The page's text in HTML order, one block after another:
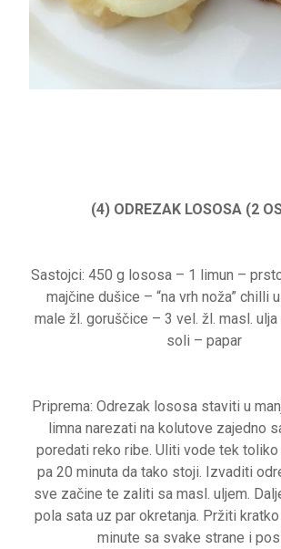
(4) ODREZAK LOSOSA (2
Sastojci: 450 g lososa – 1 limun –
majčine dušice – “na vrh noža” chilli
male žl. goruščice – 3 vel. žl. masl.
soli – papar
Priprema: Odrezak lososa staviti u
limna narezati na kolutove zajedno
poredati reko ribe. Uliti vode tek toliko
pa 20 minuta da tako stoji. Izvaditi
sve začine te zaliti sa masl. uljem.
pola sata uz par okretanja. Pržiti
minute sa svake strane i